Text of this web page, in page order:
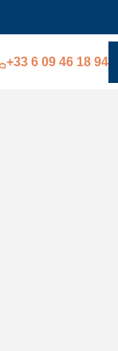
+33 6 09 46 18 94